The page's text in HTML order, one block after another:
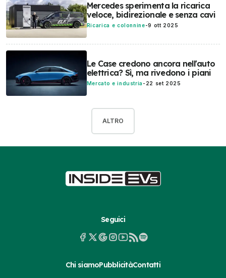
Mercedes sperimenta la ricarica
veloce, bidirezionale e senza cavi
Ricarica e colonnine-9 ott 2025
Le Case credono ancora nell'auto
elettrica? Sì, ma rivedono i piani
Mercato e industria - 22 set 2025
ALTRO
Seguici
Chi siamoPubblicitàContatti